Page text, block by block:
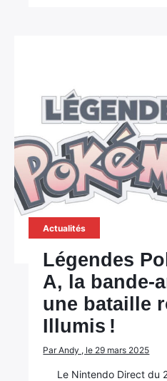
Actualités
Légendes
A, la bande-
une bataille
Illumis !
Par Andy , le 29 mars 2025
Le Nintendo Direct du